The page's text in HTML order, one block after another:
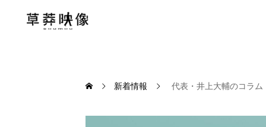
新着情報 代表・井上大輔のコラ